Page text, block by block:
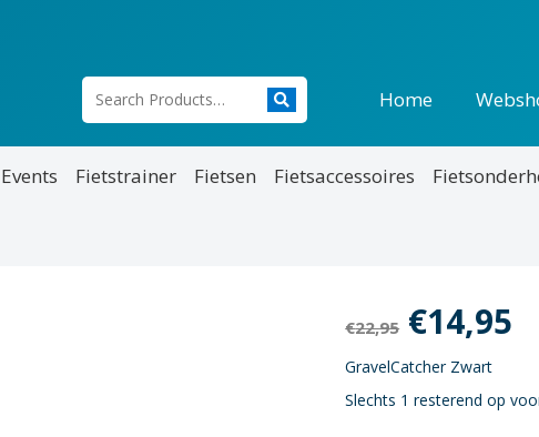
Home
Events Fietstrainer Fietsen Fietsaccessoires
€22,95
prijs
was:
€14,95
GravelCatcher Zwart
Slechts 1 resterend op